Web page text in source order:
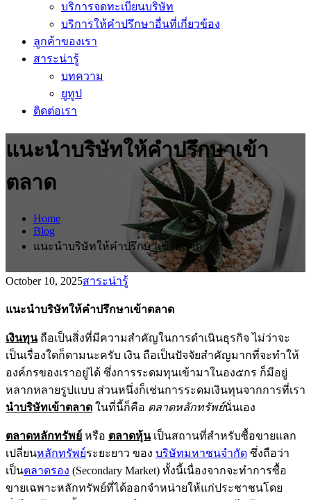
บริการจดทะเบียนบริษัท
บริการให้คำปรึกษาอื่นที่เกี่ยวข้อง
ลูกค้าของเรา
สาระน่ารู้
บทความ
ยูทูป
ติดต่อเรา
แนะนำบริษัทให้คำปรึกษาเข้า
ตลาด
Home
Blog
แนะนำบริษัทให้คำปรึกษาเข้าตลาด
October 10, 2025สาระน่ารู้
แนะนำบริษัทให้คำปรึกษาเข้าตลาด
เงินทุนถือเป็นสิ่งที่มีความสำคัญในการดำเนินธุรกิจ ไม่ว่าจะ
เป็นเรื่องใดก็ตามนะครับ เงิน ถือเป็นปัจจัยสำคัญมากที่จะทำให้
องค์กรของเราอยู่ได้ ซึ่งการระดมทุนเข้ามาในอง๕กร ก็มีอยู่
หลากหลายรูปแบบ ส่วนหนึ่งก็เช่นการระดมเงินทุนจากการที่เรา
นำบริษัทเข้าตลาด ในที่นี้ก็คือ ตลาดหลักทรัพย์นั่นเอง
ตลาดหลักทรัพย์ หรือ ตลาดหุ้นเป็นสถานที่สำหรับซื้อขายแลก
เปลี่ยนหลักทรัพย์ระยะยาว ของ บริษัทมหาชนจำกัด ซึ่งถือว่า
เป็นตลาดรอง (Secondary Market) ทั้งนี้เนื่องจากจะทำการซื้อ
ขายเฉพาะหลักทรัพย์ที่ได้ออกจำหน่ายให้แก่ประชาชนโดย